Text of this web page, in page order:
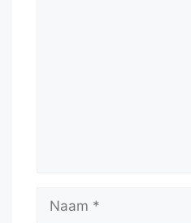
Naam